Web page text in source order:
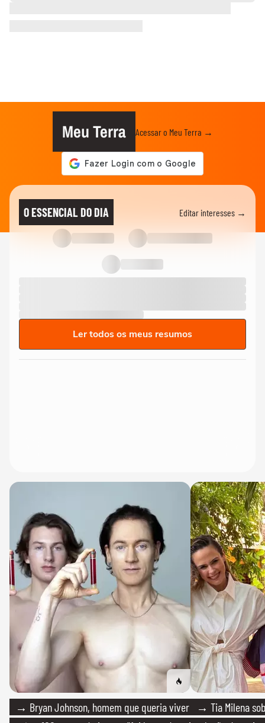
Meu Terra Acessar o Meu Terra →
O ESSENCIAL DO DIA Editar interesses →
Ler todos os meus resumos
→ Bryan Johnson, homem que queria viver
→ Tia Milena